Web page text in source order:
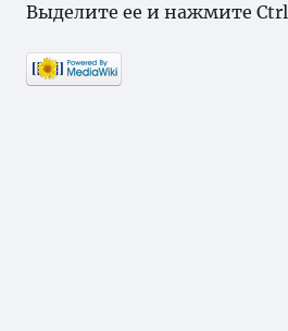
Выделите ее и нажмите